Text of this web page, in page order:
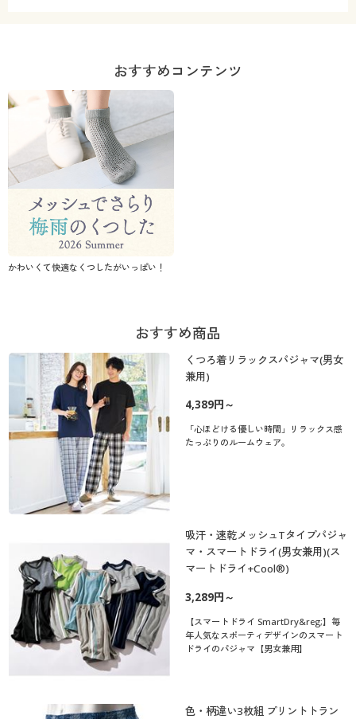
おすすめコンテンツ
かわいくて快適なくつしたがいっぱい！
おすすめ商品
くつろ着リラックスパジャマ(男女
兼用)
4,389円～
「心ほどける優しい時間」リラックス感
たっぷりのルームウェア。
吸汗・速乾メッシュTタイプパジャ
マ・スマートドライ(男女兼用)(ス
マートドライ+Cool®)
3,289円～
【スマートドライ SmartDry&reg;】毎
年人気なスポーティデザインのスマート
ドライのパジャマ【男女兼用】
色・柄違い3枚組 プリントトラン